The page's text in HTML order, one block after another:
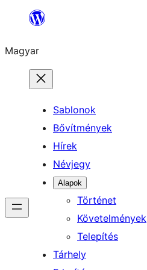
Ugrás
tartalomhoz
Magyar
Sablonok
Bővítmények
Hírek
Névjegy
Alapok
Történet
Követelmények
Telepítés
Tárhely